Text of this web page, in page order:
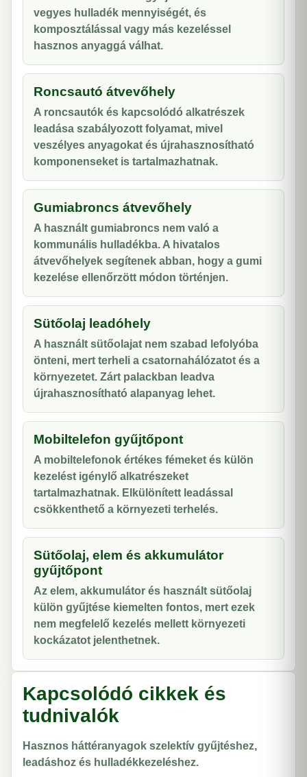
vegyes hulladék mennyiségét, és
komposztálással vagy más kezeléssel
hasznos anyaggá válhat.
Roncsautó átvevőhely
A roncsautók és kapcsolódó alkatrészek
leadása szabályozott folyamat, mivel
veszélyes anyagokat és újrahasznosítható
komponenseket is tartalmazhatnak.
Gumiabroncs átvevőhely
A használt gumiabroncs nem való a
kommunális hulladékba. A hivatalos
átvevőhelyek segítenek abban, hogy a gumi
kezelése ellenőrzött módon történjen.
Sütőolaj leadóhely
A használt sütőolajat nem szabad lefolyóba
önteni, mert terheli a csatornahálózatot és a
környezetet. Zárt palackban leadva
újrahasznosítható alapanyag lehet.
Mobiltelefon gyűjtőpont
A mobiltelefonok értékes fémeket és külön
kezelést igénylő alkatrészeket
tartalmazhatnak. Elkülönített leadással
csökkenthető a környezeti terhelés.
Sütőolaj, elem és akkumulátor
gyűjtőpont
Az elem, akkumulátor és használt sütőolaj
külön gyűjtése kiemelten fontos, mert ezek
nem megfelelő kezelés mellett környezeti
kockázatot jelenthetnek.
Kapcsolódó cikkek és
tudnivalók
Hasznos háttéranyagok szelektív gyűjtéshez,
leadáshoz és hulladékkezeléshez.